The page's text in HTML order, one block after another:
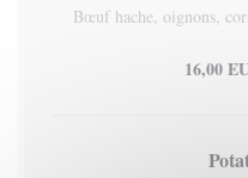
Bœuf hache, oignons,
16,00